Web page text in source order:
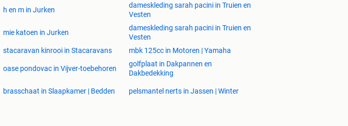
h en m in Jurken
dameskleding sarah pacini in Truien en
Vesten
mie katoen in Jurken
dameskleding sarah pacini in Truien en
Vesten
stacaravan kinrooi in Stacaravans mbk 125cc in Motoren | Yamaha
oase pondovac in Vijver-toebehoren
golfplaat in Dakpannen en
Dakbedekking
brasschaat in Slaapkamer | Bedden pelsmantel nerts in Jassen | Winter